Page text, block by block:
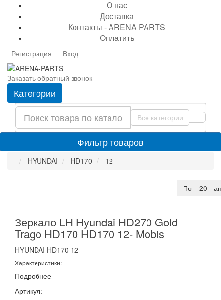
О нас
Доставка
Контакты - ARENA PARTS
Оплатить
Регистрация Вход
Заказать обратный звонок
Категории
Все категории
Фильтр товаров
HYUNDAI HD170 12-
20
По
Зеркало LH Hyundai HD270 Gold
Trago HD170 HD170 12- Mobis
HYUNDAI HD170 12-
Характеристики:
Подробнее
Артикул: